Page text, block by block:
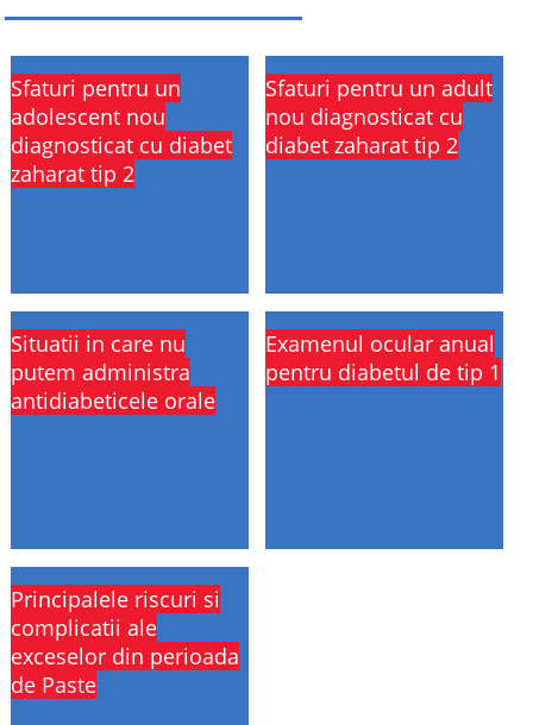
Sfaturi pentru un
adolescent nou
diagnosticat cu diabet
zaharat tip 2
Sfaturi pentru un adult
nou diagnosticat cu
diabet zaharat tip 2
Situatii in care nu
putem administra
antidiabeticele orale
Examenul ocular anual
pentru diabetul de tip 1
Principalele riscuri si
complicatii ale
exceselor din perioada
de Paste